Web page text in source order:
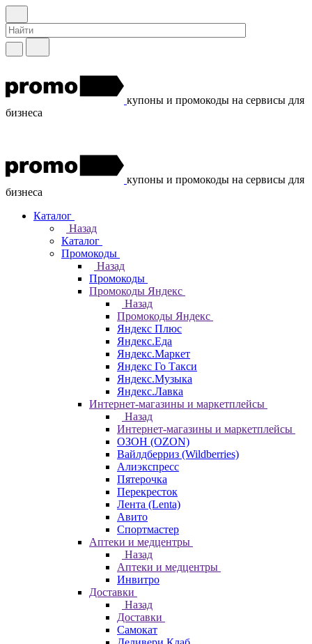
купоны и промокоды на сервисы для
бизнеса
купоны и промокоды на сервисы для
бизнеса
Каталог
Назад
Каталог
Промокоды
Назад
Промокоды
Промокоды Яндекс
Назад
Промокоды Яндекс
Яндекс Плюс
Яндекс.Еда
Яндекс.Маркет
Яндекс Го Такси
Яндекс.Музыка
Яндекс.Лавка
Интернет-магазины и маркетплейсы
Назад
Интернет-магазины и маркетплейсы
ОЗОН (OZON)
Вайлдберриз (Wildberries)
Алиэкспресс
Пятерочка
Перекресток
Лента (Lenta)
Авито
Спортмастер
Аптеки и медцентры
Назад
Аптеки и медцентры
Инвитро
Доставки
Назад
Доставки
Самокат